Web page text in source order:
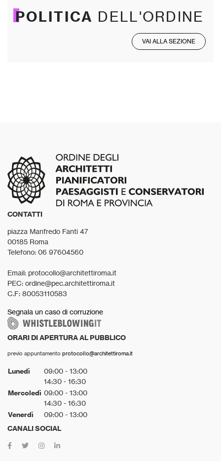
POLITICA DELL'ORDINE
VAI ALLA SEZIONE
CONTATTI
piazza Manfredo Fanti 47
00185 Roma
Telefono: 06 97604560
Email: protocollo@architettiroma.it
PEC: ordine@pec.architettiroma.it
C.F: 80053110583
Segnala un caso di corruzione
ORARI DI APERTURA AL PUBBLICO
previo appuntamento protocollo@architettiroma.it
Lunedì
09:00 - 13:00
14:30 - 16:30
Mercoledì 09:00 - 13:00
14:30 - 16:30
Venerdì 09:00 - 13:00
CANALI SOCIAL